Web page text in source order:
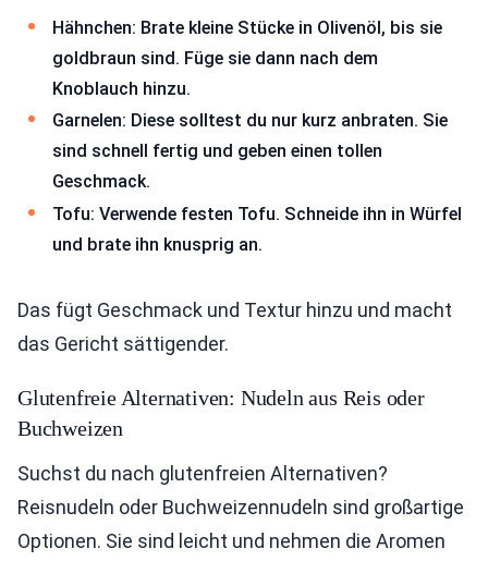
Hähnchen: Brate kleine Stücke in Olivenöl, bis sie
goldbraun sind. Füge sie dann nach dem
Knoblauch hinzu.
Garnelen: Diese solltest du nur kurz anbraten. Sie
sind schnell fertig und geben einen tollen
Geschmack.
Tofu: Verwende festen Tofu. Schneide ihn in Würfel
und brate ihn knusprig an.
Das fügt Geschmack und Textur hinzu und macht
das Gericht sättigender.
Glutenfreie Alternativen: Nudeln aus Reis oder
Buchweizen
Suchst du nach glutenfreien Alternativen?
Reisnudeln oder Buchweizennudeln sind großartige
Optionen. Sie sind leicht und nehmen die Aromen